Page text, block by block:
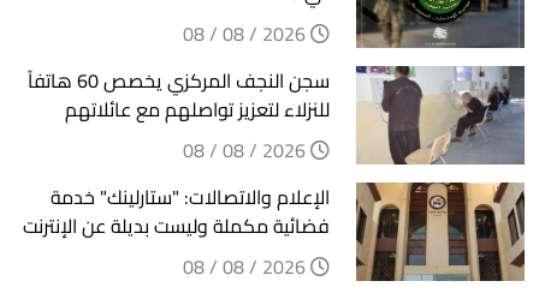
سجن النجف المركزي يخصص 60 هاتفاً
للنزلاء لتعزيز تواصلهم مع عائلاتهم
الإعلام والاتصالات: "ستارلينك" خدمة
فضائية مكملة وليست بديلة عن الإنترنت